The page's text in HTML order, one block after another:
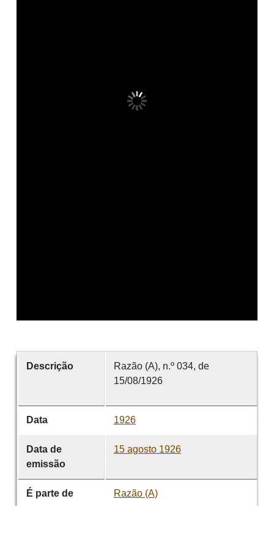
Descrição
Razão (A), n.º 034, de
15/08/1926
Data 1926
Data de
emissão
15 agosto 1926
É parte de Razão (A)